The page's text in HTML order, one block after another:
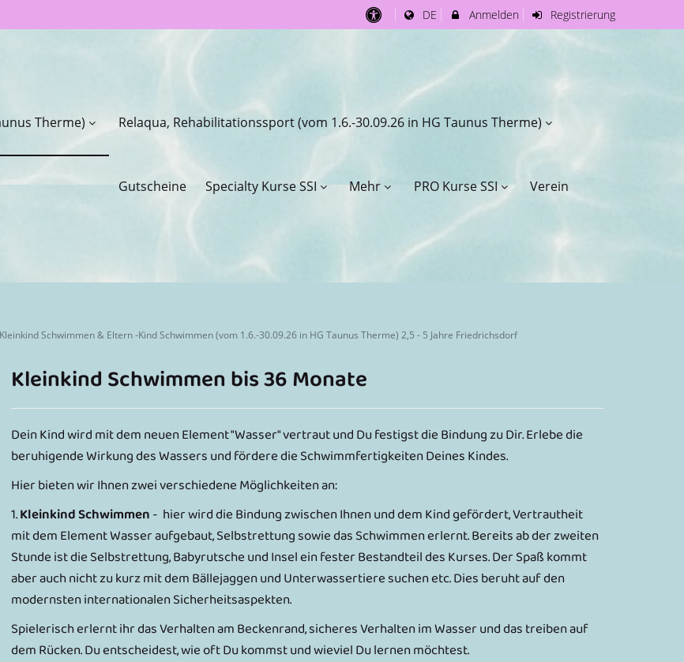
DE Anmelden Registrierung
Therme) Relaqua, Rehabilitationssport (vom 1.6.-30.09.26 in HG Taunus Therme)
Gutscheine Specialty Kurse SSI Mehr PRO Kurse SSI Verein
Kleinkind Schwimmen & Eltern -Kind Schwimmen (vom 1.6.-30.09.26 in HG Taunus Therme) 2,5 - 5 Jahre Friedrichsdorf
Kleinkind Schwimmen bis 36 Monate
Dein Kind wird mit dem neuen Element "Wasser" vertraut und Du festigst die Bindung zu Dir. Erlebe die
beruhigende Wirkung des Wassers und fördere die Schwimmfertigkeiten Deines Kindes.
Hier bieten wir Ihnen zwei verschiedene Möglichkeiten an:
1.Kleinkind Schwimmen- hier wird die Bindung zwischen Ihnen und dem Kind gefördert, Vertrautheit
mit dem Element Wasser aufgebaut, Selbstrettung sowie das Schwimmen erlernt. Bereits ab der zweiten
Stunde ist die Selbstrettung, Babyrutsche und Insel ein fester Bestandteil des Kurses. Der Spaß kommt
aber auch nicht zu kurz mit dem Bällejaggen und Unterwassertiere suchen etc. Dies beruht auf den
modernsten internationalen Sicherheitsaspekten.
Spielerisch erlernt ihr das Verhalten am Beckenrand, sicheres Verhalten im Wasser und das treiben auf
dem Rücken. Du entscheidest, wie oft Du kommst und wieviel Du lernen möchtest.